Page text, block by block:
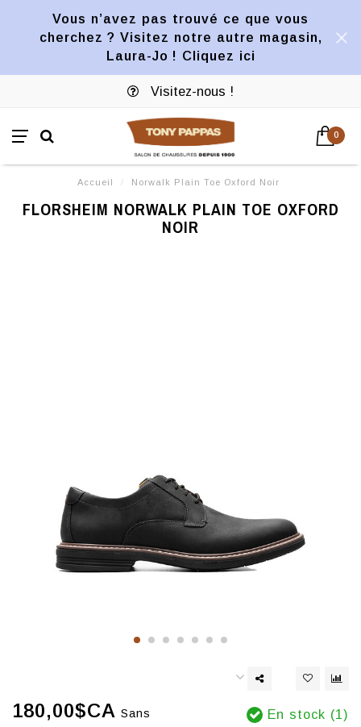
Vous n’avez pas trouvé ce que vous
cherchez ? Visitez notre autre magasin,
Laura-Jo ! Cliquez ici
Visitez-nous !
0
Accueil / Norwalk Plain Toe Oxford Noir
FLORSHEIM NORWALK PLAIN TOE OXFORD
NOIR
180,00$CA Sans
En stock (1)